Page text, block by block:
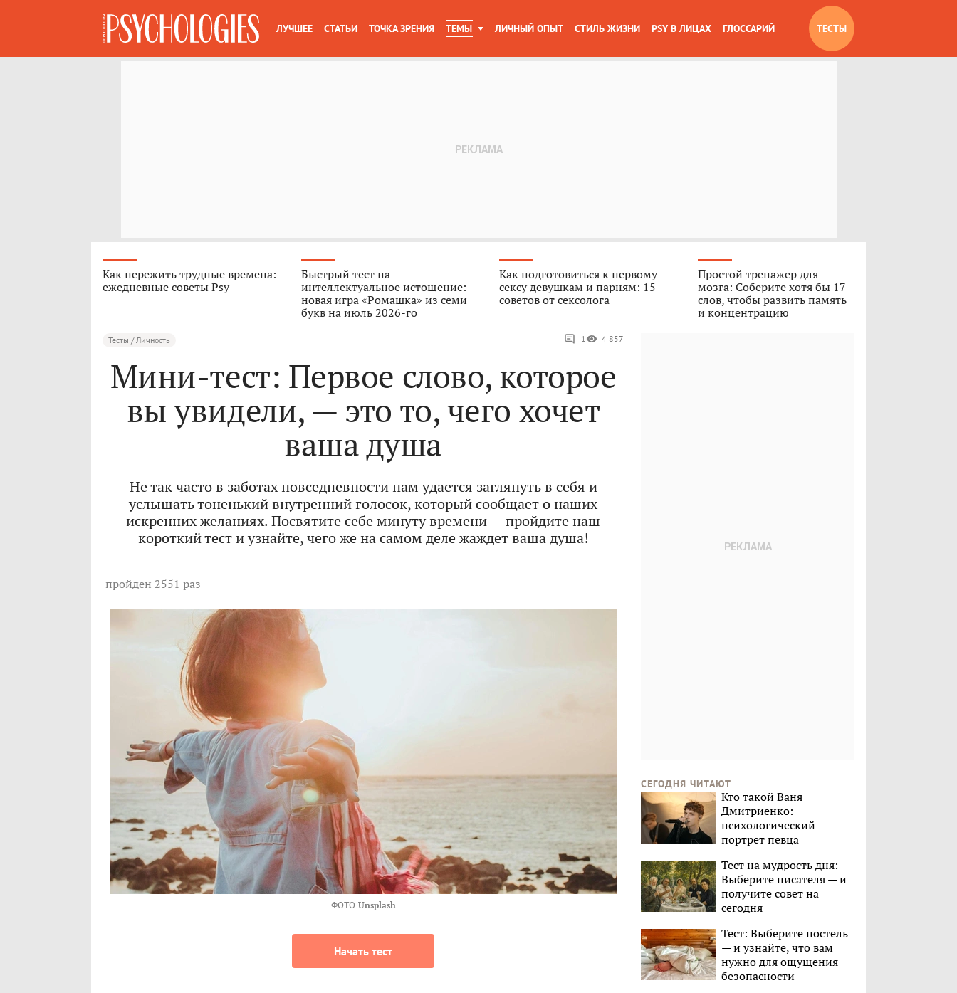
ЛУЧШЕЕ СТАТЬИ ТОЧКА ЗРЕНИЯ ТЕМЫ ЛИЧНЫЙ ОПЫТ СТИЛЬ ЖИЗНИ PSY В ЛИЦАХ ГЛОССАРИЙ ТЕСТЫ
Как пережить трудные времена:
ежедневные советы Psy
Быстрый тест на
интеллектуальное истощение:
новая игра «Ромашка» из семи
букв на июль 2026-го
Как подготовиться к первому
сексу девушкам и парням: 15
советов от сексолога
Простой тренажер для
мозга: Соберите хотя бы 17
слов, чтобы развить память
и концентрацию
Тесты / Личность 1 4 857
Мини-тест: Первое слово, которое
вы увидели, — это то, чего хочет
ваша душа
Не так часто в заботах повседневности нам удается заглянуть в себя и
услышать тоненький внутренний голосок, который сообщает о наших
искренних желаниях. Посвятите себе минуту времени — пройдите наш
короткий тест и узнайте, чего же на самом деле жаждет ваша душа!
пройден 2551 раз
ФОТО Unsplash
Начать тест
СЕГОДНЯ ЧИТАЮТ
Кто такой Ваня
Дмитриенко:
психологический
портрет певца
Тест на мудрость дня:
Выберите писателя — и
получите совет на
сегодня
Тест: Выберите постель
— и узнайте, что вам
нужно для ощущения
безопасности